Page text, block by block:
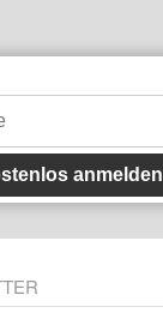
anmelden